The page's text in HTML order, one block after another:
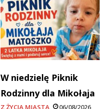
W niedzielę Piknik
Rodzinny dla Mikołaja
Z ŻYCIA MIASTA 06/08/2026